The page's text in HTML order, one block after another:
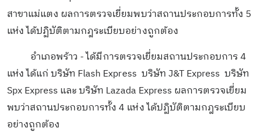
สาขาแม่แตง ผลการตรวจเยี่ยมพบว่าสถานประกอบการทั้ง 5
แห่ง ได้ปฏิบัติตามกฎระเบียบอย่างถูกต้อง
อำเภอพร้าว - ได้มีการตรวจเยี่ยมสถานประกอบการ 4
แห่ง ได้แก่ บริษัท Flash Express บริษัท J&T Express บริษัท
Spx Express และ บริษัท Lazada Express ผลการตรวจเยี่ยม
พบว่าสถานประกอบการทั้ง 4 แห่ง ได้ปฏิบัติตามกฎระเบียบ
อย่างถูกต้อง